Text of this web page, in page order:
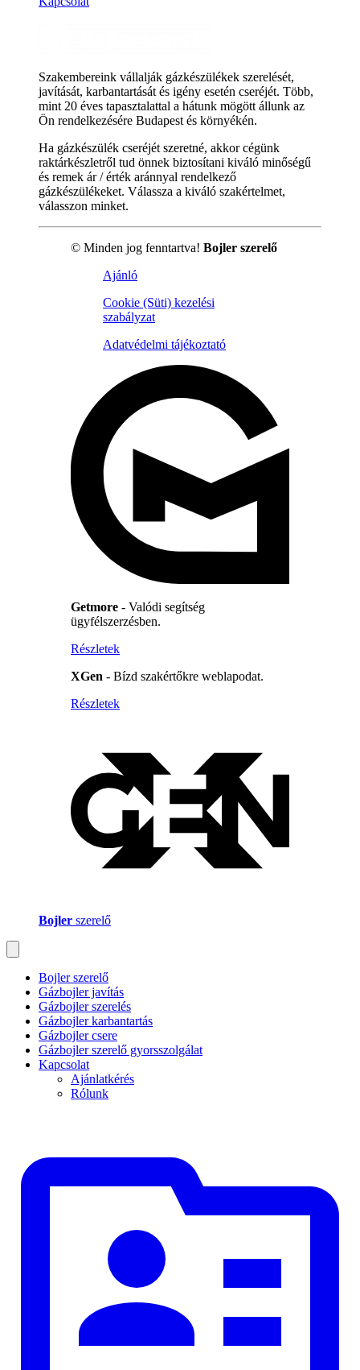
Szakembereink vállalják gázkészülékek szerelését,
javítását, karbantartását és igény esetén cseréjét. Több,
mint 20 éves tapasztalattal a hátunk mögött állunk az
Ön rendelkezésére Budapest és környékén.
Ha gázkészülék cseréjét szeretné, akkor cégünk
raktárkészletről tud önnek biztosítani kiváló minőségű
és remek ár / érték aránnyal rendelkező
gázkészülékeket. Válassza a kiváló szakértelmet,
válasszon minket.
© Minden jog fenntartva! Bojler szerelő
Ajánló
Cookie (Süti) kezelési
szabályzat
Adatvédelmi tájékoztató
Getmore - Valódi segítség
ügyfélszerzésben.
Részletek
XGen - Bízd szakértőkre weblapodat.
Részletek
Bojler szerelő
Bojler szerelő
Gázbojler javítás
Gázbojler szerelés
Gázbojler karbantartás
Gázbojler csere
Gázbojler szerelő gyorsszolgálat
Kapcsolat
Ajánlatkérés
Rólunk